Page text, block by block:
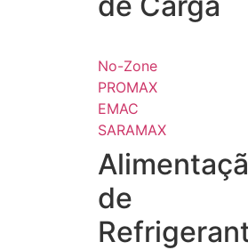
No-Zone
PROMAX
EMAC
SARAMAX
de